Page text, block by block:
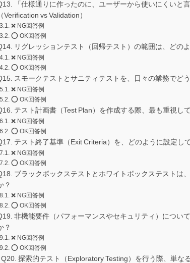
「仕様通りに作ったのに、ユーザーから使いにくいと
（Verification vs Validation）
❌ NG回答例
⭕️ OK回答例
リグレッションテスト（回帰テスト）の範囲は、どの
❌ NG回答例
⭕️ OK回答例
スモークテストとサニティテストを、日々の業務でど
❌ NG回答例
⭕️ OK回答例
テスト計画書（Test Plan）を作成する際、最も重視し
❌ NG回答例
⭕️ OK回答例
テスト終了基準（Exit Criteria）を、どのように設定し
❌ NG回答例
⭕️ OK回答例
ブラックボックステストとホワイトボックステストは
？
❌ NG回答例
⭕️ OK回答例
非機能要件（パフォーマンスやセキュリティ）につい
？
❌ NG回答例
⭕️ OK回答例
Q20. 探索的テスト（Exploratory Testing）を行う際、単な